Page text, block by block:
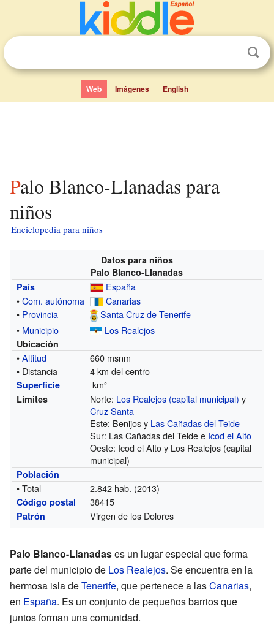
Web Imágenes English
Palo Blanco-Llanadas para
niños
Enciclopedia para niños
Datos para niños
Palo Blanco-Llanadas
País
España
•Com. autónoma
Canarias
• Provincia
Santa Cruz de Tenerife
• Municipio Los Realejos
Ubicación
•Altitud
660 msnm
• Distancia
4 km del centro
Superficie km²
Límites Norte: Los Realejos (capital municipal) y
Cruz Santa
Este: Benijos y Las Cañadas del Teide
Sur: Las Cañadas del Teide e Icod el Alto
Oeste: Icod el Alto y Los Realejos (capital
municipal)
Población
• Total 2.842 hab. (2013)
Código postal 38415
Patrón Virgen de los Dolores
Palo Blanco-Llanadases un lugar especial que forma
parte del municipio de Los Realejos. Se encuentra en la
hermosa isla deTenerife, que pertenece a lasCanarias,
en España. Es un conjunto de pequeños barrios que
juntos forman una comunidad.